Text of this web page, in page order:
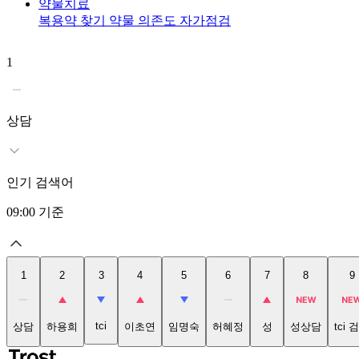
약물치료
복용약 찾기 약물 의존도 자가점검
1
상담
인기 검색어
09:00 기준
1
상담
2
하용희
3
tci
4
이초연
5
임명숙
6
허혜정
7
성
8
성상담
9
tci